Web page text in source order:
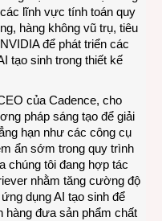
lĩnh vực tính toán quy
hàng không vũ trụ, tiêu
để phát triển các
tạo sinh trong thiết kế
của Cadence, cho
pháp sáng tạo để giải
hạn như các công cụ
ẩn sớm trong quy trình
chúng tôi đang hợp tác
nhằm tăng cường độ
dụng AI tạo sinh để
hàng đưa sản phẩm chất